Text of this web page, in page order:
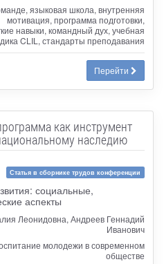
языковая школа, внутренняя
мотивация, программа подготовки,
навыки, командный дух, учебная
CLIL, стандарты преподавания
Перейти
как инструмент
наследию
Статья в сборнике трудов конференции
социальные,
аспекты
Леонидовна, Андреев Геннадий
Иванович
молодежи в современном
обществе